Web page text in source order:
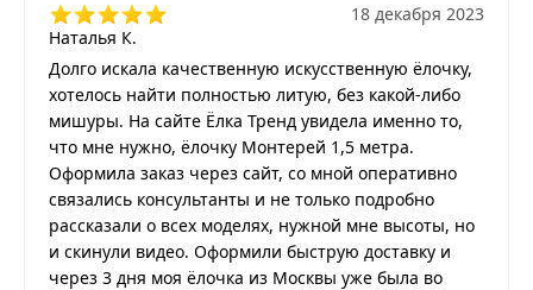
Наталья К.
18 декабря 2023
Долго искала качественную искусственную ёлочку,
хотелось найти полностью литую, без какой-либо
мишуры. На сайте Ёлка Тренд увидела именно то,
что мне нужно, ёлочку Монтерей 1,5 метра.
Оформила заказ через сайт, со мной оперативно
связались консультанты и не только подробно
рассказали о всех моделях, нужной мне высоты, но
и скинули видео. Оформили быструю доставку и
через 3 дня моя ёлочка из Москвы уже была во